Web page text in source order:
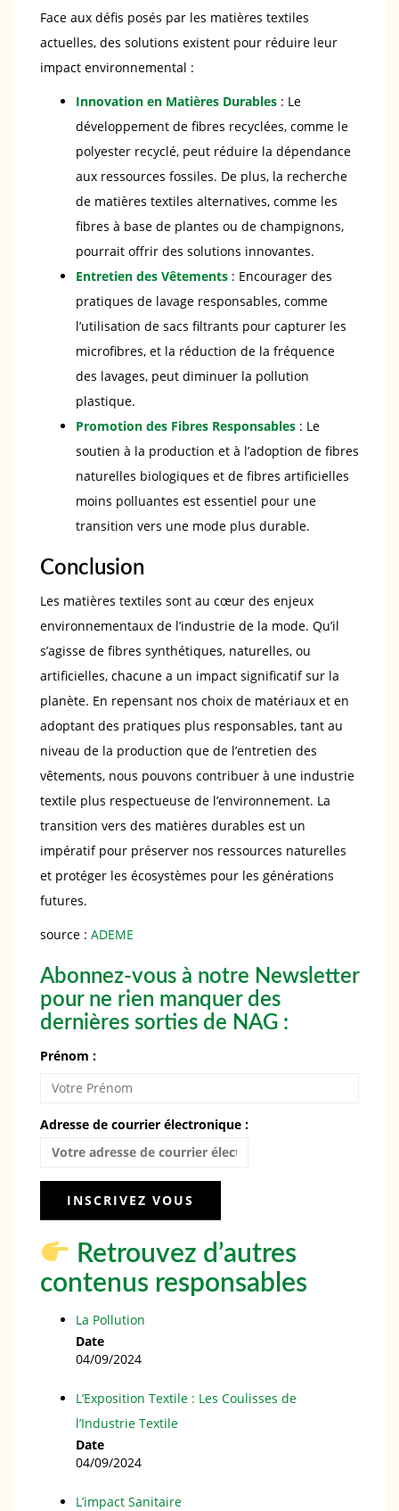
Face aux défis posés par les matières textiles
actuelles, des solutions existent pour réduire leur
impact environnemental :
Innovation en Matières Durables : Le
développement de fibres recyclées, comme le
polyester recyclé, peut réduire la dépendance
aux ressources fossiles. De plus, la recherche
de matières textiles alternatives, comme les
fibres à base de plantes ou de champignons,
pourrait offrir des solutions innovantes.
Entretien des Vêtements : Encourager des
pratiques de lavage responsables, comme
l’utilisation de sacs filtrants pour capturer les
microfibres, et la réduction de la fréquence
des lavages, peut diminuer la pollution
plastique.
Promotion des Fibres Responsables : Le
soutien à la production et à l’adoption de fibres
naturelles biologiques et de fibres artificielles
moins polluantes est essentiel pour une
transition vers une mode plus durable.
Conclusion
Les matières textiles sont au cœur des enjeux
environnementaux de l’industrie de la mode. Qu’il
s’agisse de fibres synthétiques, naturelles, ou
artificielles, chacune a un impact significatif sur la
planète. En repensant nos choix de matériaux et en
adoptant des pratiques plus responsables, tant au
niveau de la production que de l’entretien des
vêtements, nous pouvons contribuer à une industrie
textile plus respectueuse de l’environnement. La
transition vers des matières durables est un
impératif pour préserver nos ressources naturelles
et protéger les écosystèmes pour les générations
futures.
source : ADEME
Abonnez-vous à notre Newsletter
pour ne rien manquer des
dernières sorties de NAG :
Prénom :
Adresse de courrier électronique :
Retrouvez d’autres
contenus responsables
La Pollution
Date
04/09/2024
L’Exposition Textile : Les Coulisses de
l’Industrie Textile
Date
04/09/2024
L’impact Sanitaire